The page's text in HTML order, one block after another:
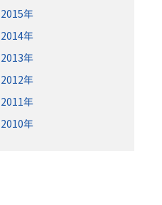
2015年
2014年
2013年
2012年
2011年
2010年